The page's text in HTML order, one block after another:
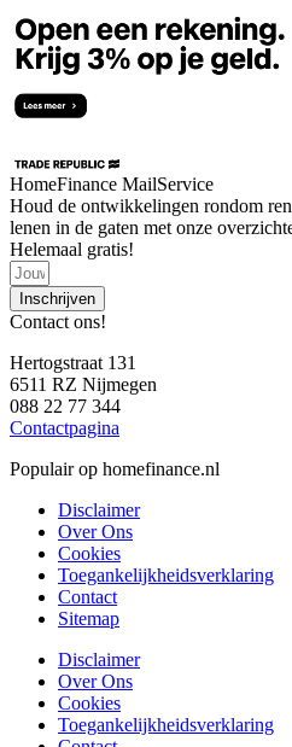
HomeFinance MailService
Houd de ontwikkelingen rondom
lenen in de gaten met onze
Helemaal gratis!
Inschrijven
Contact ons!
Hertogstraat 131
6511 RZ Nijmegen
088 22 77 344
Contactpagina
Populair op homefinance.nl
Disclaimer
Over Ons
Cookies
Toegankelijkheidsverklaring
Contact
Sitemap
Disclaimer
Over Ons
Cookies
Toegankelijkheidsverklaring